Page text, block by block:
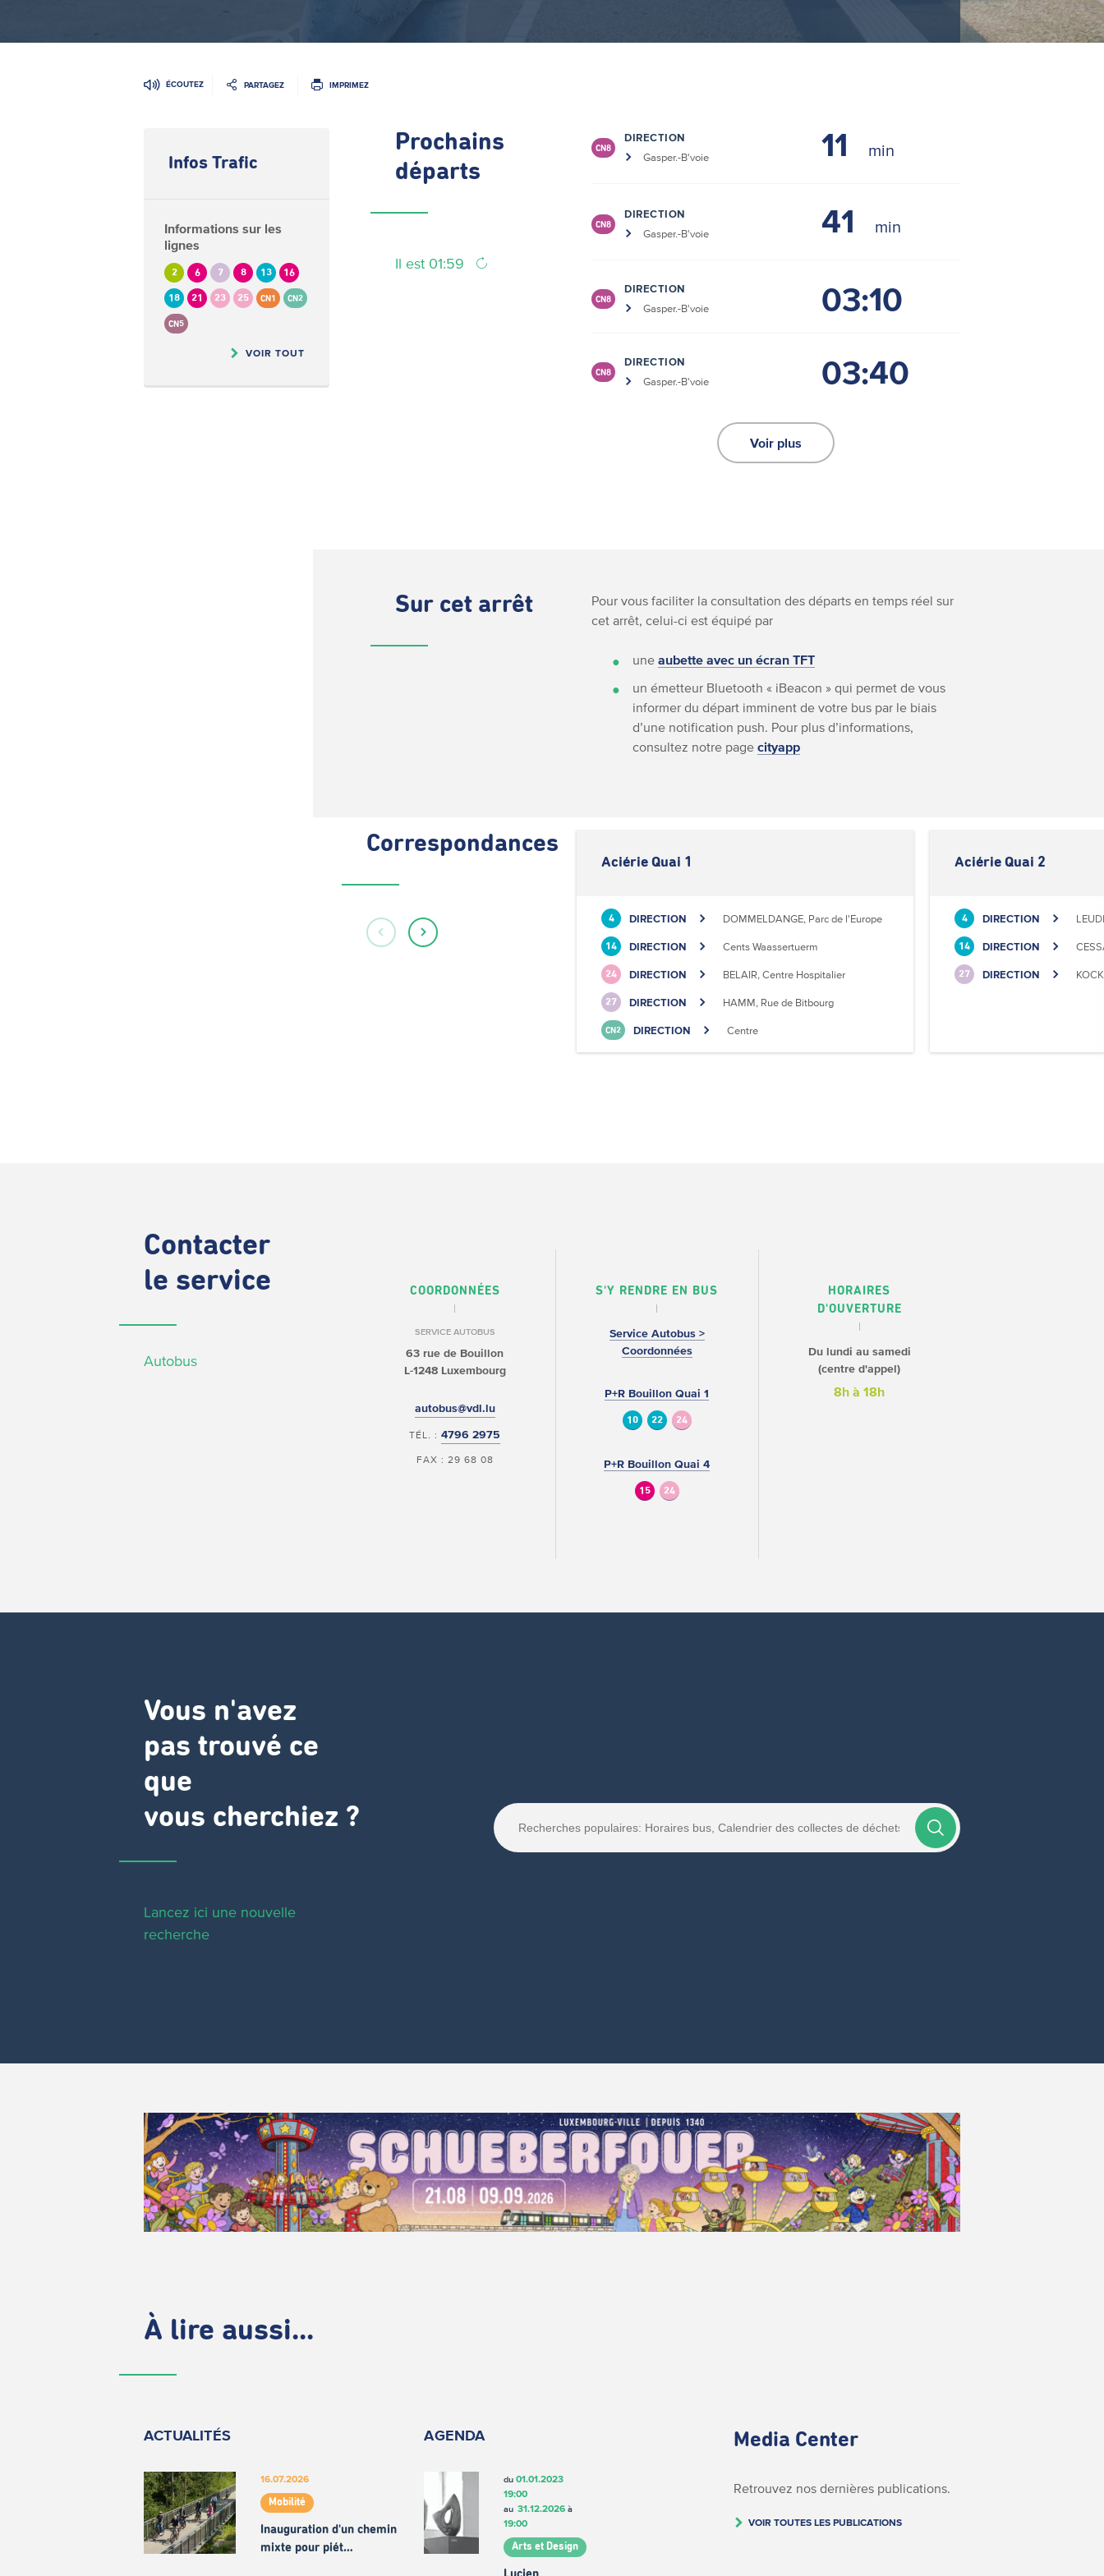
ÉCOUTEZ PARTAGEZ IMPRIMEZ
Infos Trafic
Informations sur les
lignes
2 6 7 8 13 16
18 21 23 25 CN1 CN2
CN5
VOIR TOUT
Prochains
départs
Il est 01:59
CN8
DIRECTION
Gasper.-B'voie
11
CN8
DIRECTION
Gasper.-B'voie
41
CN8
DIRECTION
Gasper.-B'voie
03:10
CN8
DIRECTION
Gasper.-B'voie
03:40
Voir plus
Sur cet arrêt
Pour vous faciliter la consultation des départs en temps réel sur
cet arrêt, celui-ci est équipé par
uneaubette avec un écran TFT
un émetteur Bluetooth « iBeacon » qui permet de vous
informer du départ imminent de votre bus par le biais
d’une notification push. Pour plus d’informations,
consultez notre pagecityapp
Correspondances
Aciérie Quai 1
4 DIRECTION DOMMELDANGE, Parc de l'Europe
14 DIRECTION Cents Waassertuerm
24 DIRECTION BELAIR, Centre Hospitalier
27 DIRECTION HAMM, Rue de Bitbourg
CN2 DIRECTION Centre
Aciérie Quai 2
4 DIRECTION
14 DIRECTION
27 DIRECTION
Contacter
le service
Autobus
COORDONNÉES
SERVICE AUTOBUS
63 rue de Bouillon
L-1248 Luxembourg
autobus@vdl.lu
TÉL. :4796 2975
FAX : 29 68 08
S'Y RENDRE EN BUS
Service Autobus >
Coordonnées
P+R Bouillon Quai 1
10 22 24
P+R Bouillon Quai 4
15 24
HORAIRES
D'OUVERTURE
Du lundi au samedi
(centre d'appel)
8h à 18h
Vous n'avez
pas trouvé ce
que
vous cherchiez ?
Lancez ici une nouvelle
recherche
À lire aussi...
ACTUALITÉS
16.07.2026
Mobilité
Inauguration d'un chemin
mixte pour piét…
AGENDA
du 01.01.2023
19:00
au 31.12.2026à
19:00
Arts et Design
Media Center
Retrouvez nos dernières publications.
VOIR TOUTES LES PUBLICATIONS